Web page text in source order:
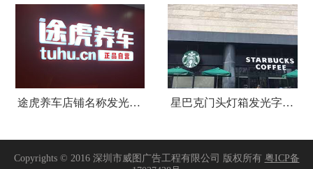
途虎养车店铺名称发光字招牌制作安装 星巴克门头灯箱发光字招牌制作安装
Copyrights © 2016 深圳市威图广告工程有限公司 版权所有 粤ICP备